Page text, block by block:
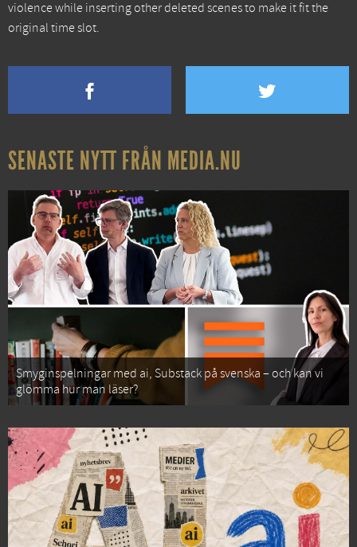
violence while inserting other deleted scenes to make it fit the
original time slot.
SENASTE NYTT FRÅN MEDIA.NU
Smyginspelningar med ai, Substack på svenska – och kan vi
glömma hur man läser?